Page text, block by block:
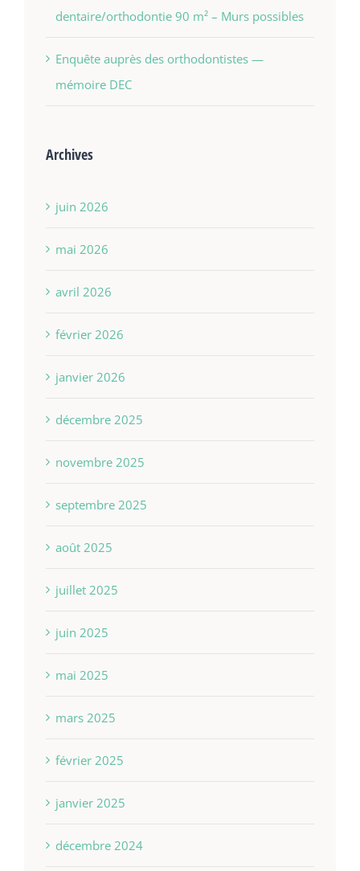
dentaire/orthodontie 90 m² – Murs possibles
Enquête auprès des orthodontistes —
mémoire DEC
Archives
juin 2026
mai 2026
avril 2026
février 2026
janvier 2026
décembre 2025
novembre 2025
septembre 2025
août 2025
juillet 2025
juin 2025
mai 2025
mars 2025
février 2025
janvier 2025
décembre 2024